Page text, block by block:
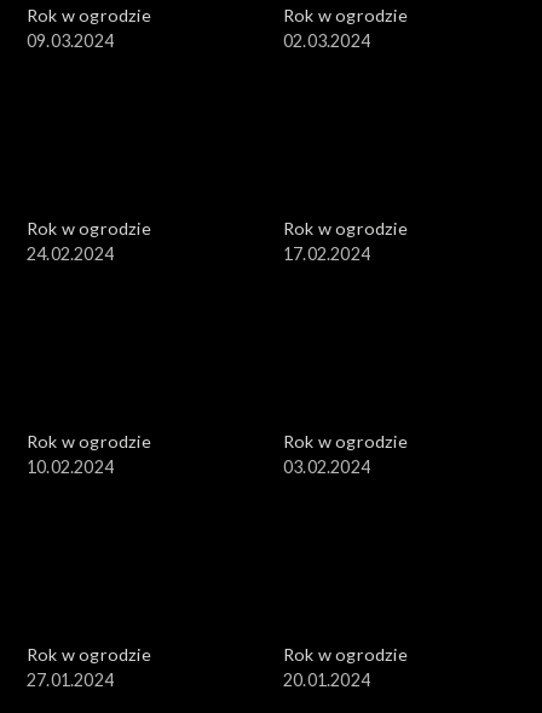
Rok w ogrodzie
09.03.2024
Rok w ogrodzie
02.03.2024
Rok w ogrodzie
24.02.2024
Rok w ogrodzie
17.02.2024
Rok w ogrodzie
10.02.2024
Rok w ogrodzie
03.02.2024
Rok w ogrodzie
27.01.2024
Rok w ogrodzie
20.01.2024